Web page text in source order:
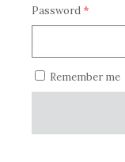
Password *
Remember me